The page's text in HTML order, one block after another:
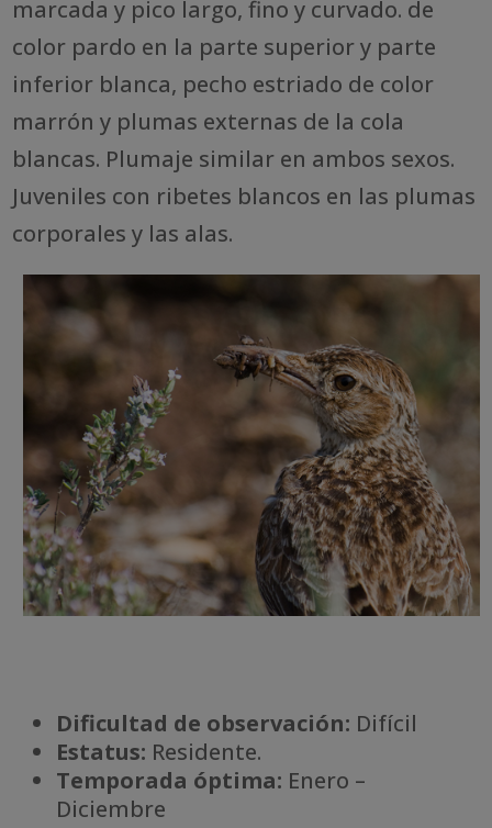
marcada y pico largo, fino y curvado. de
color pardo en la parte superior y parte
inferior blanca, pecho estriado de color
marrón y plumas externas de la cola
blancas. Plumaje similar en ambos sexos.
Juveniles con ribetes blancos en las plumas
corporales y las alas.
Dificultad de observación: Difícil
Estatus: Residente.
Temporada óptima: Enero –
Diciembre